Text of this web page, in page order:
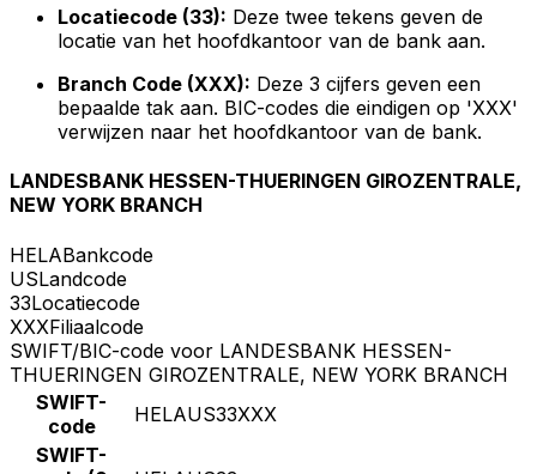
Locatiecode (33): Deze twee tekens geven de
locatie van het hoofdkantoor van de bank aan.
Branch Code (XXX): Deze 3 cijfers geven een
bepaalde tak aan. BIC-codes die eindigen op 'XXX'
verwijzen naar het hoofdkantoor van de bank.
LANDESBANK HESSEN-THUERINGEN GIROZENTRALE,
NEW YORK BRANCH
HELABankcode
USLandcode
33Locatiecode
XXXFiliaalcode
SWIFT/BIC-code voor LANDESBANK HESSEN-
THUERINGEN GIROZENTRALE, NEW YORK BRANCH
SWIFT-
code
HELAUS33XXX
SWIFT-